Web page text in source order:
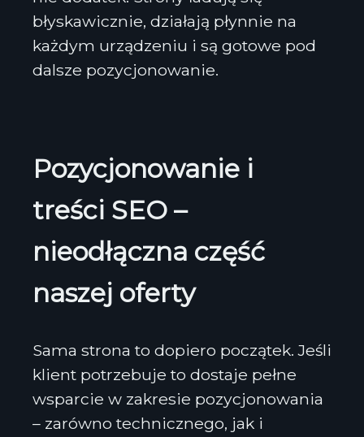
błyskawicznie, działają płynnie na
każdym urządzeniu i są gotowe pod
dalsze pozycjonowanie.
Pozycjonowanie i
treści SEO –
nieodłączna część
naszej oferty
Sama strona to dopiero początek. Jeśli
klient potrzebuje to dostaje pełne
wsparcie w zakresie pozycjonowania
– zarówno technicznego, jak i